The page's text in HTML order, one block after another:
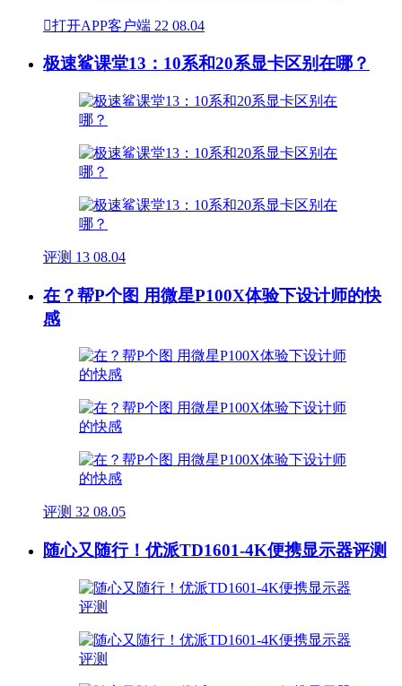
打开APP客户端 22 08.04
极速鲨课堂13：10系和20系显卡区别在哪？
评测 13 08.04
在？帮P个图 用微星P100X体验下设计师的快
感
评测 32 08.05
随心又随行！优派TD1601-4K便携显示器评测